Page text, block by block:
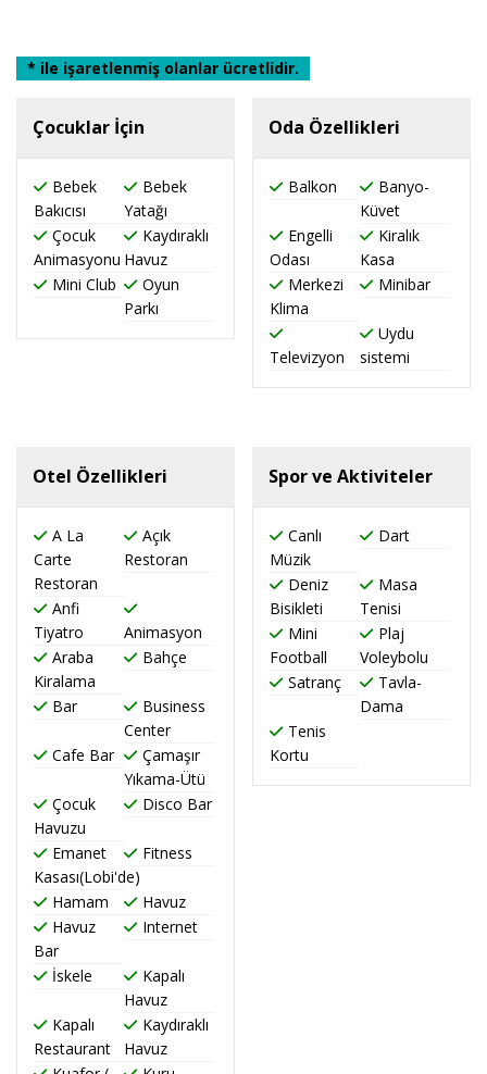
Çocuklar İçin
Bebek
Bakıcısı
Bebek
Yatağı
Çocuk
Animasyonu
Kaydıraklı
Havuz
Mini Club
Oyun
Parkı
Oda Özellikleri
Balkon
Banyo-
Küvet
Engelli
Odası
Kiralık
Kasa
Merkezi
Klima
Minibar
Televizyon
Uydu
sistemi
Otel Özellikleri
A La
Carte
Restoran
Açık
Restoran
Anfi
Tiyatro
Animasyon
Araba
Kiralama
Bahçe
Bar
Business
Center
Cafe Bar
Çamaşır
Yıkama-Ütü
Çocuk
Havuzu
Disco Bar
Emanet
Kasası(Lobi'de)
Fitness
Hamam
Havuz
Havuz
Bar
Internet
İskele
Kapalı
Havuz
Kapalı
Restaurant
Kaydıraklı
Havuz
Spor ve Aktiviteler
Canlı
Müzik
Dart
Deniz
Bisikleti
Masa
Tenisi
Mini
Football
Plaj
Voleybolu
Satranç
Tavla-
Dama
Tenis
Kortu
* ile işaretlenmiş olanlar ücretlidir.